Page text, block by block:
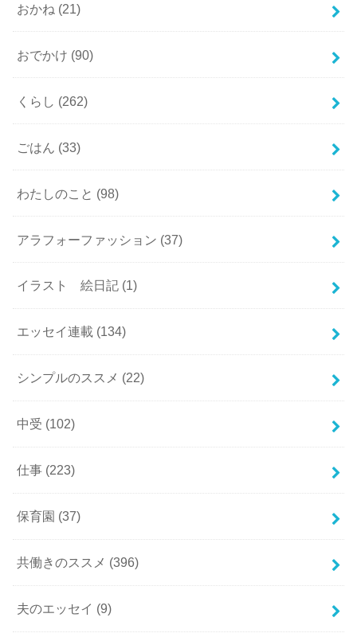
おかね (21)
おでかけ (90)
くらし (262)
ごはん (33)
わたしのこと (98)
アラフォーファッション (37)
イラスト 絵日記 (1)
エッセイ連載 (134)
シンプルのススメ (22)
中受 (102)
仕事 (223)
保育園 (37)
共働きのススメ (396)
夫のエッセイ (9)